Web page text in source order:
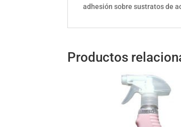
adhesión sobre sustratos de
Productos